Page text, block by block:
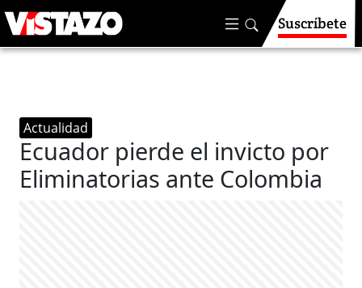
Suscríbete
Actualidad
Ecuador pierde el invicto por
Eliminatorias ante Colombia